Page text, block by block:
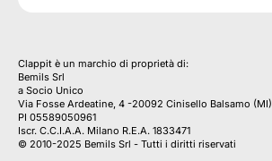
Clappit è un marchio di proprietà di:
Bemils Srl
a Socio Unico
Via Fosse Ardeatine, 4 -20092 Cinisello Balsamo (MI)
PI 05589050961
Iscr. C.C.I.A.A. Milano R.E.A. 1833471
© 2010-2025 Bemils Srl - Tutti i diritti riservati